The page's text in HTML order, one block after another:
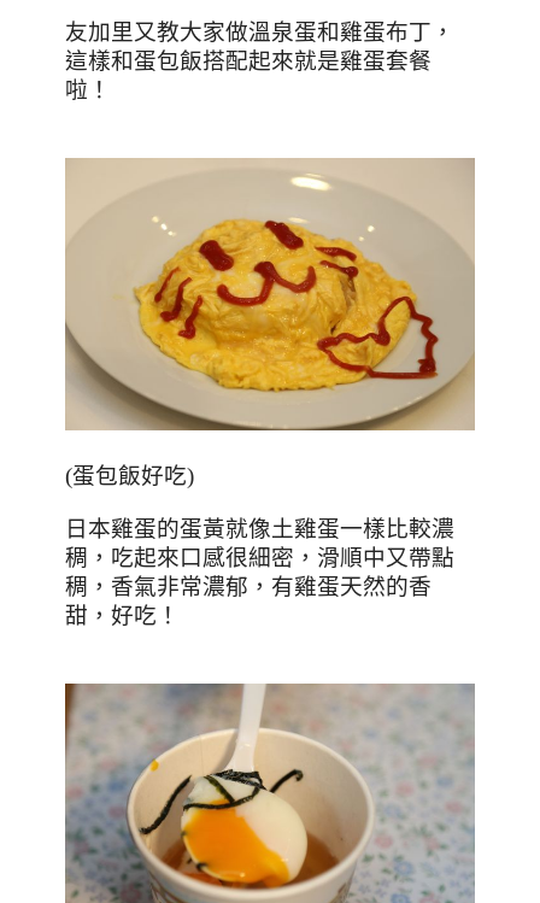
友加里又教大家做溫泉蛋和雞蛋布丁，
這樣和蛋包飯搭配起來就是雞蛋套餐
啦！
(蛋包飯好吃)
日本雞蛋的蛋黃就像土雞蛋一樣比較濃
稠，吃起來口感很細密，滑順中又帶點
稠，香氣非常濃郁，有雞蛋天然的香
甜，好吃！